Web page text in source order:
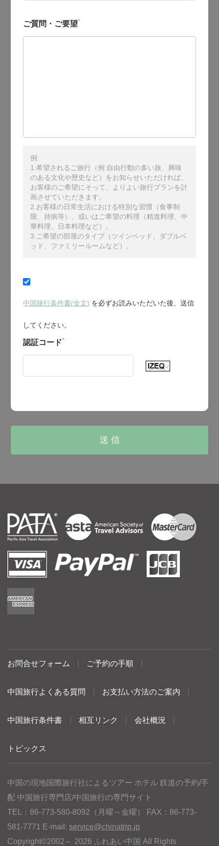
ご質問・ご要望*
例:
1.希望されるご旅行（例:自由行動の多い旅、興味
のある文化や歴史など）をお知らせいただければ、
お客様のご希望にそって、よりよい旅行プランを計
画させていただきます。
2.お客様の日常生活における特別な習慣（食事制
限、持病等）、或いはご希望の料理（精進料理、中
華料理、日本料理など）。
3.ご希望の部屋のタイプ（ツインベッド、ダブルベ
ッド、ファミリールームなど）。
中国旅行条件書(全文) を必ずお読みいただいた後、送信
してください。
認証コード*
お問合せフォーム ご予約の手順
中国旅行よくある質問 お支払い方法のご案内
中国旅行条件書 相互リンク 会社概況
トピックス
中国の現地国際旅行社によるツアー ホテル 鉄道の予約/手
配 中国旅行専門店/中国旅行の専門サイト
TEL：86-773-580-8092（月曜～金曜） FAX：86-773-
581-7771 E-mail: service@chinatrip.jp
Copyright©2002～ 2026 ふれあい中国 All Rights